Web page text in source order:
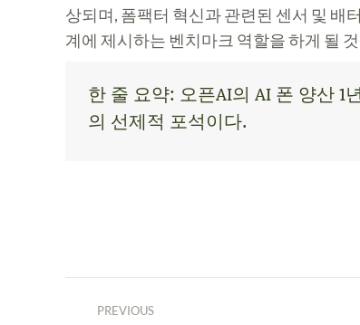
상되며, 폼팩터 혁신과 관련된 센서 및 배
계에 제시하는 벤치마크 역할을 하게 될
한 줄 요약: 오픈AI의 AI 폰 양산 1
의 선제적 포석이다.
PREVIOUS